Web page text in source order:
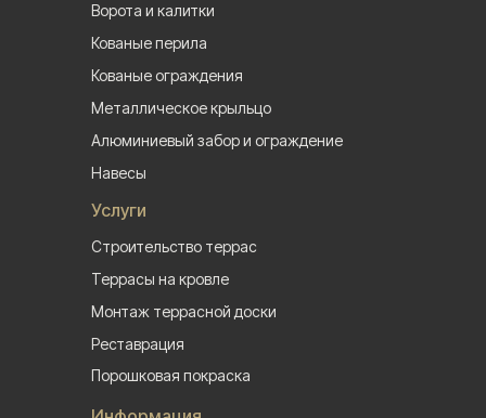
Ворота и калитки
Металлическое крыльцо
Навесы
Алюминиевый забор и ограждение
Кованые ограждения
Кованые перила
Строительство террас
Террасы на кровле
Монтаж террасной доски
Реставрация
Порошковая покраска
Услуги